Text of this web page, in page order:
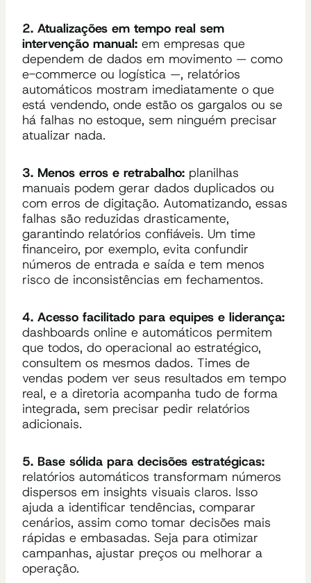
2. Atualizações em tempo real sem
intervenção manual: em empresas que
dependem de dados em movimento — como
e-commerce ou logística —, relatórios
automáticos mostram imediatamente o que
está vendendo, onde estão os gargalos ou se
há falhas no estoque, sem ninguém precisar
atualizar nada.
3. Menos erros e retrabalho: planilhas
manuais podem gerar dados duplicados ou
com erros de digitação. Automatizando, essas
falhas são reduzidas drasticamente,
garantindo relatórios confiáveis. Um time
financeiro, por exemplo, evita confundir
números de entrada e saída e tem menos
risco de inconsistências em fechamentos.
4. Acesso facilitado para equipes e liderança:
dashboards online e automáticos permitem
que todos, do operacional ao estratégico,
consultem os mesmos dados. Times de
vendas podem ver seus resultados em tempo
real, e a diretoria acompanha tudo de forma
integrada, sem precisar pedir relatórios
adicionais.
5. Base sólida para decisões estratégicas:
relatórios automáticos transformam números
dispersos em insights visuais claros. Isso
ajuda a identificar tendências, comparar
cenários, assim como tomar decisões mais
rápidas e embasadas. Seja para otimizar
campanhas, ajustar preços ou melhorar a
operação.